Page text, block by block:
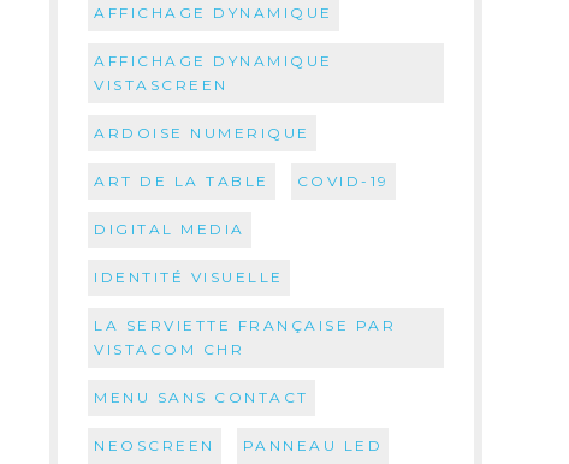
AFFICHAGE DYNAMIQUE
AFFICHAGE DYNAMIQUE
VISTASCREEN
ARDOISE NUMERIQUE
ART DE LA TABLE COVID-19
DIGITAL MEDIA
IDENTITÉ VISUELLE
LA SERVIETTE FRANÇAISE PAR
VISTACOM CHR
MENU SANS CONTACT
NEOSCREEN PANNEAU LED